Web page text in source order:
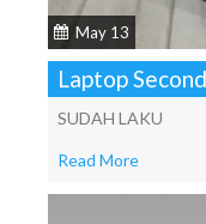
May 13
Laptop
SUDAH LAKU
Read More